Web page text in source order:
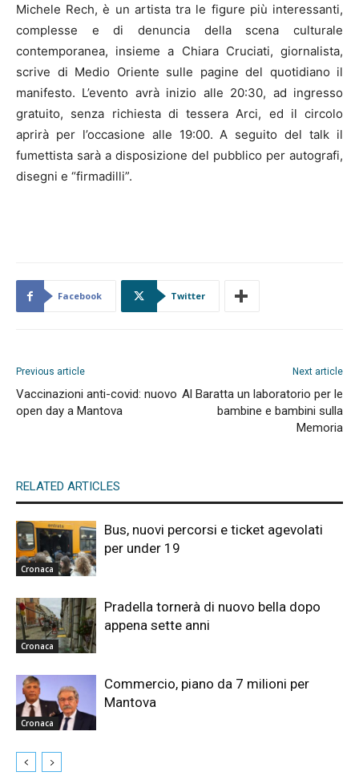
Michele Rech, è un artista tra le figure più interessanti,
complesse e di denuncia della scena culturale
contemporanea, insieme a Chiara Cruciati, giornalista,
scrive di Medio Oriente sulle pagine del quotidiano il
manifesto. L’evento avrà inizio alle 20:30, ad ingresso
gratuito, senza richiesta di tessera Arci, ed il circolo
aprirà per l’occasione alle 19:00. A seguito del talk il
fumettista sarà a disposizione del pubblico per autografi,
disegni e “firmadilli”.
Facebook Twitter
Previous article
Vaccinazioni anti-covid: nuovo
open day a Mantova
Next article
Al Baratta un laboratorio per le
bambine e bambini sulla
Memoria
RELATED ARTICLES
Cronaca
Bus, nuovi percorsi e ticket agevolati
per under 19
Cronaca
Pradella tornerà di nuovo bella dopo
appena sette anni
Cronaca
Commercio, piano da 7 milioni per
Mantova